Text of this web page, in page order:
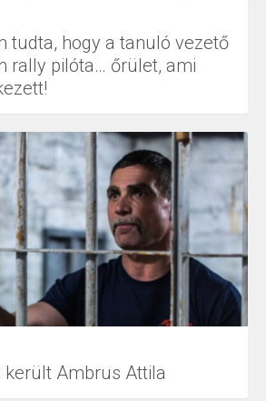
tudta, hogy a tanuló vezető
rally pilóta… őrület, ami
került Ambrus Attila